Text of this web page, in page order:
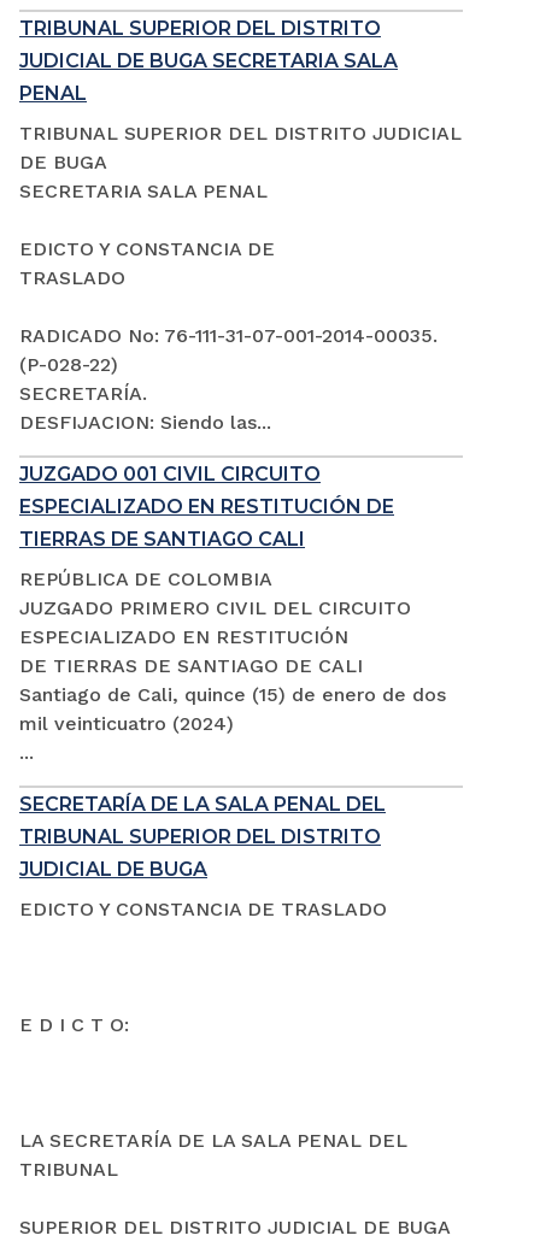
TRIBUNAL SUPERIOR DEL DISTRITO
JUDICIAL DE BUGA SECRETARIA SALA
PENAL
TRIBUNAL SUPERIOR DEL DISTRITO JUDICIAL
DE BUGA
SECRETARIA SALA PENAL
EDICTO Y CONSTANCIA DE
TRASLADO
RADICADO No: 76-111-31-07-001-2014-00035.
(P-028-22)
SECRETARÍA.
DESFIJACION: Siendo las...
JUZGADO 001 CIVIL CIRCUITO
ESPECIALIZADO EN RESTITUCIÓN DE
TIERRAS DE SANTIAGO CALI
REPÚBLICA DE COLOMBIA
JUZGADO PRIMERO CIVIL DEL CIRCUITO
ESPECIALIZADO EN RESTITUCIÓN
DE TIERRAS DE SANTIAGO DE CALI
Santiago de Cali, quince (15) de enero de dos
mil veinticuatro (2024)
...
SECRETARÍA DE LA SALA PENAL DEL
TRIBUNAL SUPERIOR DEL DISTRITO
JUDICIAL DE BUGA
EDICTO Y CONSTANCIA DE TRASLADO
E D I C T O:
LA SECRETARÍA DE LA SALA PENAL DEL
TRIBUNAL
SUPERIOR DEL DISTRITO JUDICIAL DE BUGA